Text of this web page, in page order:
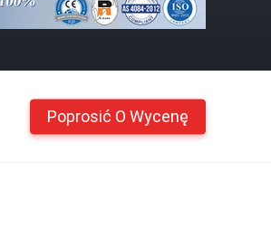
Poprosić O Wycenę